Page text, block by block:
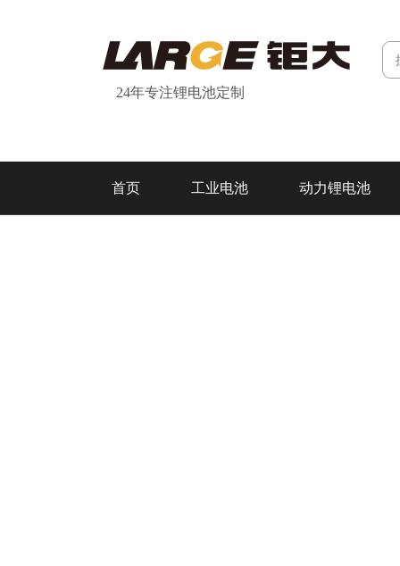
24年专注锂电池定制
首页 工业电池 动力锂电池